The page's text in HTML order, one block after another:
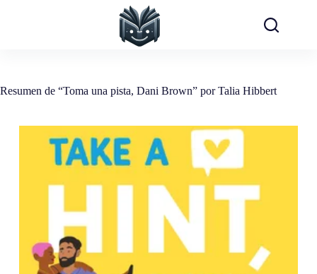
Resumen de “Toma una pista, Dani Brown” por Talia Hibbert